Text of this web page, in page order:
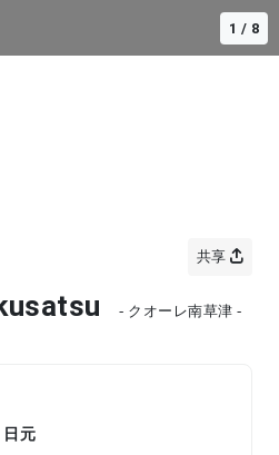
1 / 8
共享
- クオーレ南草津 -
日元